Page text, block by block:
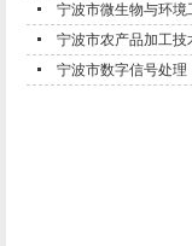
宁波市微生物与环境
宁波市农产品加工技
宁波市数字信号处理